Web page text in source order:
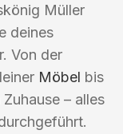
Müller
deines
Von der
Möbel bis
– alles